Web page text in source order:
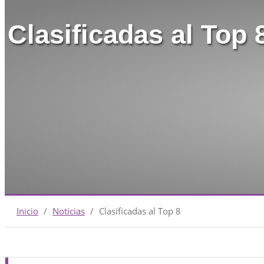
Clasificadas al Top
Inicio / Noticias / Clasificadas al Top 8